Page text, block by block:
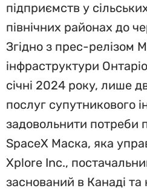
підприємств у
північних районах до
Згідно з прес-релізом
інфраструктури
січні 2024 року, лише
послуг супутникового
задовольнити потреби
SpaceX Маска, яка
Xplore Inc.,
заснований в Канаді